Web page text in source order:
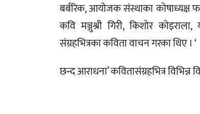
बर्बरिक, आयोजक संस्थाका कोषाध्यक्ष
कवि मञ्जुश्री गिरी, किशोर
संग्रहभित्रका कविता वाचन गरका थिए । ‘
छन्द आराधना’ कवितासंग्रहभित्र